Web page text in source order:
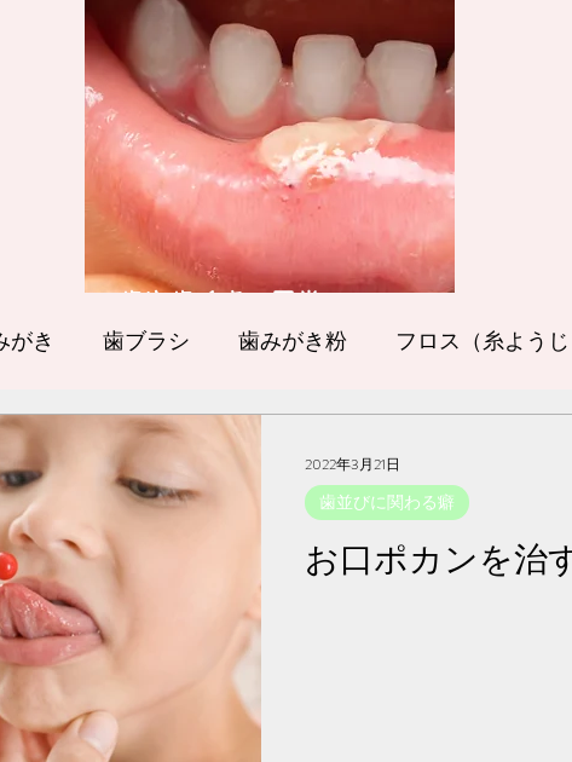
↑↑↑
無料相談
友だち追加でお申し込みできます
がき 歯ブラシ 歯みがき粉 フロス（糸ようじ
歯の黄ばみ
と 子どもへの声かけ 大人の
ナ関連 歯の生え変わり
お口ポカンを治
歯並びに関わる癖
2022年3月21日